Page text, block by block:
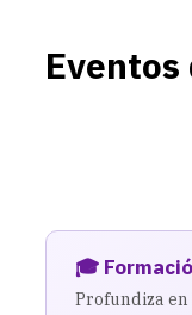
🎓
Profundiza en